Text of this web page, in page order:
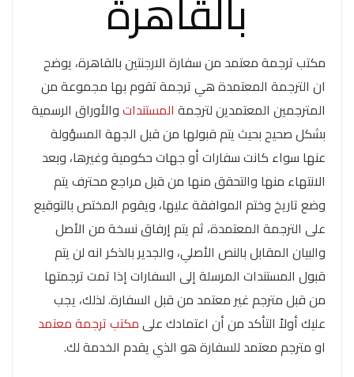
مكتب ترجمة معتمد من سفارة الارجنتين بالقاهرة، يوضح
ان الترجمة المعتمدة هي ترجمة تقوم بها مجموعة من
المترجمين المعتمدين لترجمة المستنداتوالأوراق الرسمية
بشكل صحيح بحيث يتم قبولها من قبل الجهة المسؤولة
عنها سواء كانت سفارات أو جهات حكومية وغيرها، وبعد
الانتهاء منها والتحقق منها من قبل مراجع محترف يتم
وضع تاريخ وختم الموافقة عليها، ويقوم المختص بالتوقيع
على الترجمة المعتمدة، ثم يتم إرفاق نسخة من الأصل
والبيان المقابل بالنص الأصلي، والجدير بالذكر انه لن يتم
قبول المستندات المرسلة إلى السفارات إذا تمت ترجمتها
من قبل مترجم غير معتمد من قبل السفارة. لذلك، يجب
عليك أولاً التأكد من أن اعتمادك علىمكتب ترجمة معتمد
او مترجم معتمد للسفارة هو الذي يقدم الخدمة لك.